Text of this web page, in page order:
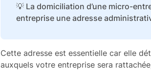
💡 La domiciliation d’une micro-
entreprise une adresse
Cette adresse est essentielle car elle
auxquels votre entreprise sera